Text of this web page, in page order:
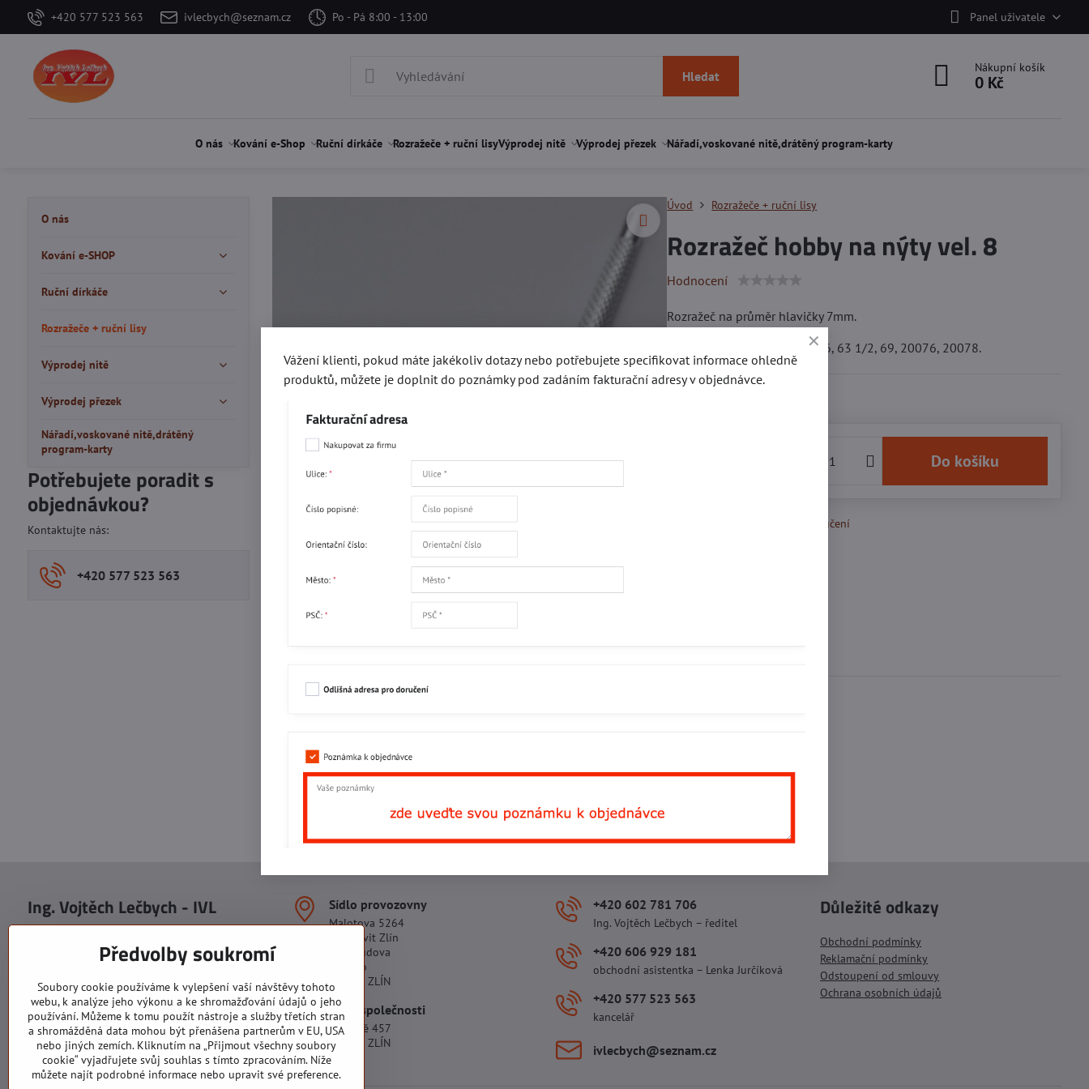
+420 577 523 563 ivlecbych@seznam.cz Po - Pá 8:00 - 13:00 Panel uživatele
Hledat
Nákupní košík
0 Kč
O nás Kování e-Shop Ruční dírkáče Rozražeče + ruční lisyVýprodej nitě Výprodej přezek Nářadí,voskované nitě,drátěný program-karty
Úvod Rozražeče + ruční lisy
Rozražeč hobby na nýty vel. 8
Hodnocení
Rozražeč na průměr hlavičky 7mm.
Lze použít na duté nýty 63, 66, 63 1/2, 69, 20076, 20078.
Do košíku
Doručení
FacebookTwitterBlueskyPinterest
mail
O nás
Kování e-SHOP
Ruční dírkáče
Rozražeče + ruční lisy
Výprodej nitě
Výprodej přezek
Nářadí,voskované nitě,drátěný
program-karty
Potřebujete poradit s
objednávkou?
Kontaktujte nás:
+420 577 523 563
Ing. Vojtěch Lečbych - IVL
DIČ: CZ5602130809
IČO: 29007356
DIČ: CZ29007356
Sídlo provozovny
Malotova 5264
Areál Svit Zlín
113. budova
1. patro
760 01 ZLÍN
Sídlo společnosti
U Hřiště 457
760 01 ZLÍN
+420 602 781 706
Ing. Vojtěch Lečbych – ředitel
+420 606 929 181
obchodní asistentka – Lenka Jurčíková
+420 577 523 563
kancelář
ivlecbych​@seznam​.cz
Důležité odkazy
Obchodní podmínky
Reklamační podmínky
Odstoupení od smlouvy
Ochrana osobních údajů
Předvolby soukromí
Soubory cookie používáme k vylepšení vaší návštěvy tohoto
webu, k analýze jeho výkonu a ke shromažďování údajů o jeho
používání. Můžeme k tomu použít nástroje a služby třetích stran
a shromážděná data mohou být přenášena partnerům v EU, USA
nebo jiných zemích. Kliknutím na „Přijmout všechny soubory
cookie“ vyjadřujete svůj souhlas s tímto zpracováním. Níže
můžete najít podrobné informace nebo upravit své preference.
Vážení klienti, pokud máte jakékoliv dotazy nebo potřebujete specifikovat informace ohledně
produktů, můžete je doplnit do poznámky pod zadáním fakturační adresy v objednávce.